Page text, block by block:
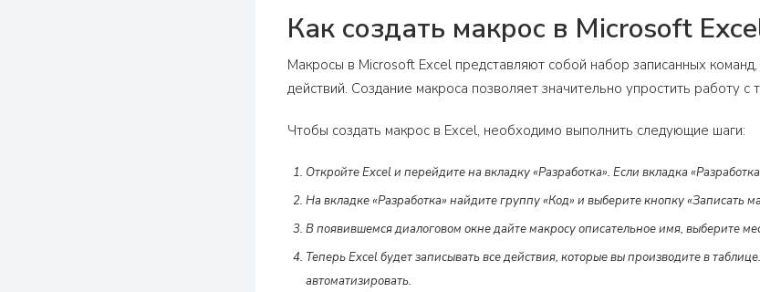
Как создать макрос в Microsoft
Макросы в Microsoft Excel представляют собой набор записанных
действий. Создание макроса позволяет значительно упростить работу
Чтобы создать макрос в Excel, необходимо выполнить следующие шаги:
Откройте Excel и перейдите на вкладку «Разработка». Если вкладка
На вкладке «Разработка» найдите группу «Код» и выберите кнопку «Записать
В появившемся диалоговом окне дайте макросу описательное имя, выберите
Теперь Excel будет записывать все действия, которые вы производите в
автоматизировать.